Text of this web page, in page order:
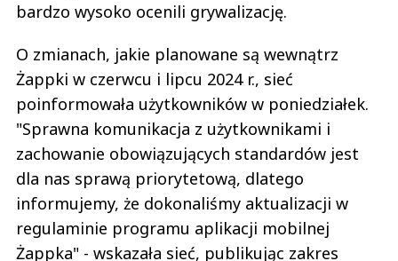
bardzo wysoko ocenili grywalizację.
O zmianach, jakie planowane są wewnątrz
Żappki w czerwcu i lipcu 2024 r., sieć
poinformowała użytkowników w poniedziałek.
"Sprawna komunikacja z użytkownikami i
zachowanie obowiązujących standardów jest
dla nas sprawą priorytetową, dlatego
informujemy, że dokonaliśmy aktualizacji w
regulaminie programu aplikacji mobilnej
Żappka" - wskazała sieć, publikując zakres